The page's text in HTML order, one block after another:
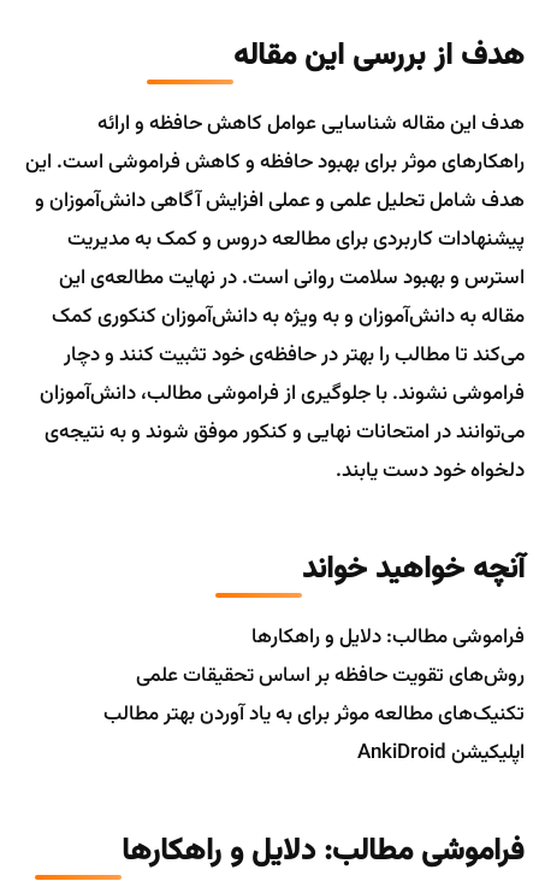
هدف از بررسی این مقاله
هدف این مقاله شناسایی عوامل کاهش حافظه و ارائه
راهکار‌های موثر برای بهبود حافظه و کاهش فراموشی است. این
هدف شامل تحلیل علمی و عملی افزایش آگاهی دانش‌آموزان و
پیشنهادات کاربردی برای مطالعه دروس و کمک به مدیریت
استرس و بهبود سلامت روانی است. در نهایت مطالعه‌ی این
مقاله به دانش‌آموزان و به ویژه به دانش‌آموزان کنکوری کمک
می‌کند تا مطالب را بهتر در حافظه‌ی خود تثبیت کنند و دچار
فراموشی نشوند. با جلوگیری از فراموشی مطالب، دانش‌آموزان
می‌توانند در امتحانات نهایی و کنکور موفق شوند و به نتیجه‌ی
دلخواه خود دست یابند.
آنچه خواهید خواند
فراموشی مطالب: دلایل و راهکار‌ها
روش‌های تقویت حافظه بر اساس تحقیقات علمی
تکنیک‌های مطالعه موثر برای به یاد آوردن بهتر مطالب
اپلیکیشن AnkiDroid
فراموشی مطالب: دلایل و راهکار‌ها